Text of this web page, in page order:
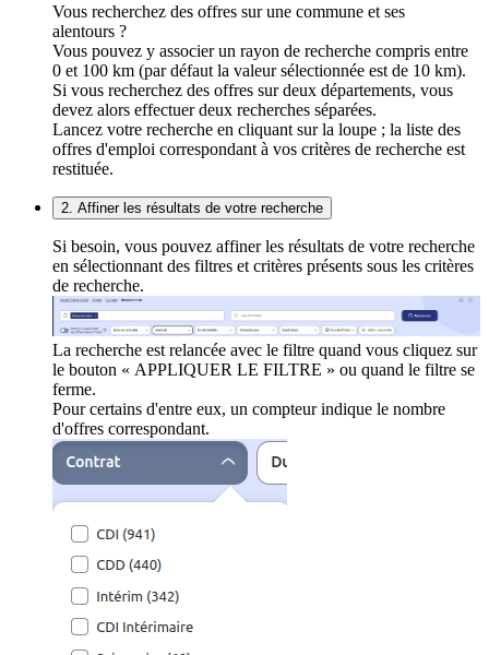
Vous recherchez des offres sur une commune et ses
alentours ?
Vous pouvez y associer un rayon de recherche compris entre
0 et 100 km (par défaut la valeur sélectionnée est de 10 km).
Si vous recherchez des offres sur deux départements, vous
devez alors effectuer deux recherches séparées.
Lancez votre recherche en cliquant sur la loupe ; la liste des
offres d'emploi correspondant à vos critères de recherche est
restituée.
2. Affiner les résultats de votre recherche
Si besoin, vous pouvez affiner les résultats de votre recherche
en sélectionnant des filtres et critères présents sous les critères
de recherche.
La recherche est relancée avec le filtre quand vous cliquez sur
le bouton « APPLIQUER LE FILTRE » ou quand le filtre se
ferme.
Pour certains d'entre eux, un compteur indique le nombre
d'offres correspondant.